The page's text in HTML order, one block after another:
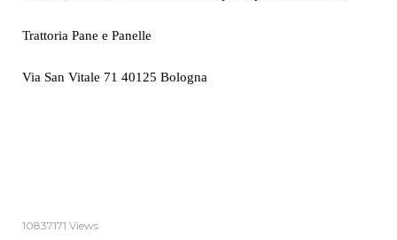
Trattoria Pane e Panelle
Via San Vitale 71 40125 Bologna
10837171 Views